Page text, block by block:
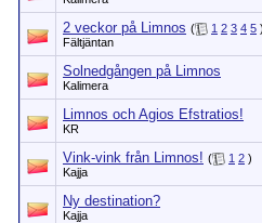
2 veckor på Limnos ( 1 2 3 4 5 )
Fältjäntan
Solnedgången på Limnos
Kalimera
Limnos och Agios Efstratios!
KR
Vink-vink från Limnos! ( 1 2 )
Kajja
Ny destination?
Kajja